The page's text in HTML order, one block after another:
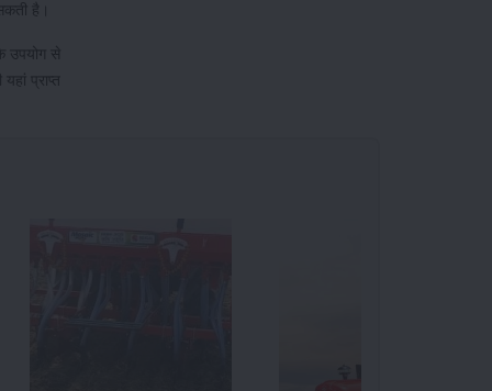
है।
उपयोग से
प्राप्त